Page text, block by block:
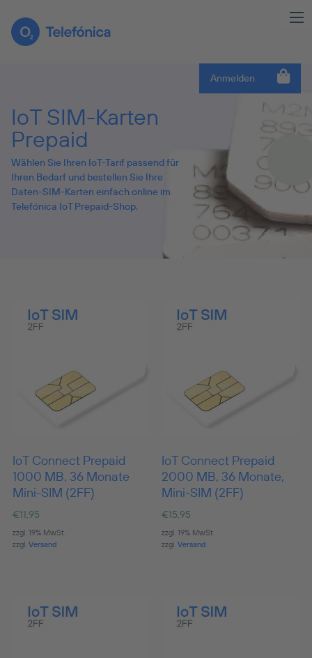
Anmelden
IoT SIM-Karten
Prepaid
Wählen Sie Ihren IoT-Tarif passend für
Ihren Bedarf und bestellen Sie Ihre
Daten-SIM-Karten einfach online im
Telefónica IoT Prepaid-Shop.
IoT Connect Prepaid
1000 MB, 36 Monate
Mini-SIM (2FF)
€11,95
zzgl. 19% MwSt.
zzgl. Versand
IoT Connect Prepaid
2000 MB, 36 Monate,
Mini-SIM (2FF)
€15,95
zzgl. 19% MwSt.
zzgl.Versand